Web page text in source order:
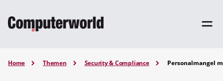
Home Themen Security & Compliance Personalmangel